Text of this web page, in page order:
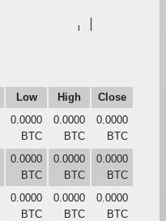
Low High
Close
0.0000
BTC
0.0000
BTC
0.0000
BTC
0.0000
BTC
0.0000
BTC
0.0000
BTC
0.0000
BTC
0.0000
BTC
0.0000
BTC